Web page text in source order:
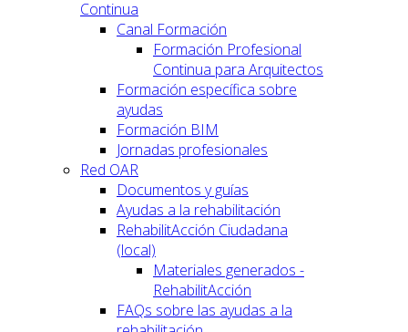
Continua
Canal Formación
Formación Profesional
Continua para Arquitectos
Formación específica sobre
ayudas
Formación BIM
Jornadas profesionales
Red OAR
Documentos y guías
Ayudas a la rehabilitación
RehabilitAcción Ciudadana
(local)
Materiales generados -
RehabilitAcción
FAQs sobre las ayudas a la